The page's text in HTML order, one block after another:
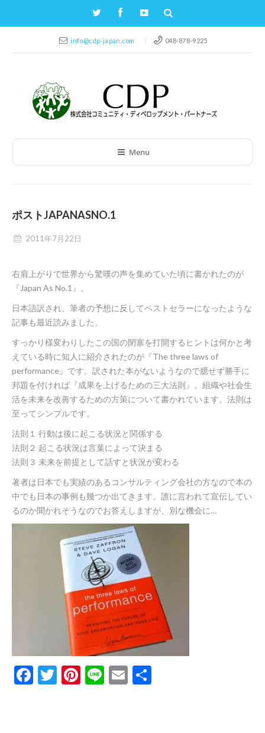
info@cdp-japan.com 048-878-9225
Menu
ポストJAPANASNO.1
2011年7月22日
右肩上がりで世界から驚嘆の声を集めていた頃に書かれたのが
『Japan As No.1』。
日本語訳され、筆者の予想に反してベストセラーになったような
記事も最近読みました。
すっかり様変わりしたこの国の閉塞を打開するヒントは何かと考
えている時に知人に紹介されたのが『The three laws of
performance』です。訳された本がないようなので臆せず勝手に
邦題を付ければ『成果を上げるための三大法則』。組織や社会生
活を未来を改善するための方策について書かれています。法則は
至ってシンプルです。
法則１ 行動は後に起こる状況と関係する
法則２ 起こる状況は言葉によって決まる
法則３ 未来を前提として話すと状況が変わる
著者は日本でも実績のあるコンサルティング会社の方なので本の
中でも日本の事例も幾つか出てきます。誰に言われて宣伝してい
るのか聞かれそうなのでお答えしますが、別な機会に…
Facebook
Twitter
Pinterest
LineEmail